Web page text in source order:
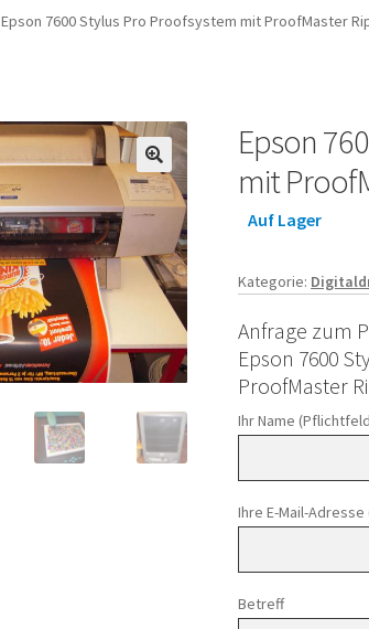
Epson 7600 Stylus Pro Proofsystem mit ProofMaster
Epson
mit
Auf Lager
Kategorie:
Anfrage zum
Epson 7600
ProofMaster
Ihr Name
Ihre E-Mail-
Betreff